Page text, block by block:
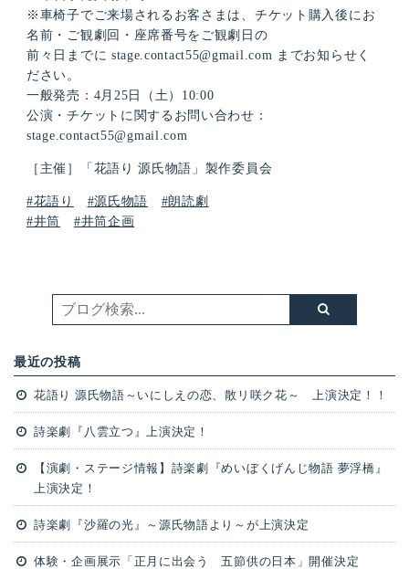
※⾞椅⼦でご来場されるお客さまは、チケット購⼊後にお
名前・ご観劇回・座席番号をご観劇⽇の
前々⽇までに stage.contact55@gmail.com までお知らせく
ださい。
⼀般発売：4⽉25⽇（⼟）10:00
公演・チケットに関するお問い合わせ：
stage.contact55@gmail.com
［主催］「花語り 源⽒物語」製作委員会
#花語り #源氏物語
#朗読劇
#井筒
#井筒企画
最近の投稿
花語り 源氏物語～いにしえの恋、散リ咲ク花～ 上演決定！！
詩楽劇『八雲立つ』上演決定！
【演劇・ステージ情報】詩楽劇『めいぼくげんじ物語 夢浮橋』
上演決定！
詩楽劇『沙羅の光』～源氏物語より～が上演決定
体験・企画展示「正月に出会う 五節供の日本」開催決定